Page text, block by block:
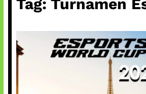
Tag: Turnamen